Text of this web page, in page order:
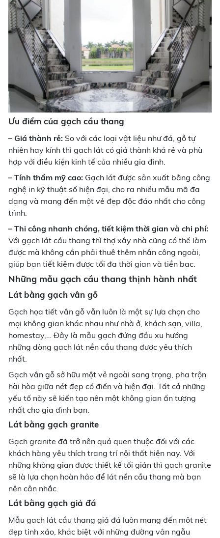
Ưu điểm của gạch cầu thang
– Giá thành rẻ:So với các loại vật liệu như đá, gỗ tự
nhiên hay kính thì gạch lát có giá thành khá rẻ và phù
hợp với điều kiện kinh tế của nhiều gia đình.
– Tính thẩm mỹ cao:Gạch lát được sản xuất bằng công
nghệ in kỹ thuật số hiện đại, cho ra nhiều mẫu mã đa
dạng và mang đến một vẻ đẹp độc đáo nhất cho công
trình.
– Thi công nhanh chóng, tiết kiệm thời gian và chi phí:
Với gạch lát cầu thang thì thợ xây nhà cũng có thể làm
được mà không cần phải thuê thêm nhân công ngoài,
giúp bạn tiết kiệm được tối đa thời gian và tiền bạc.
Những mẫu gạch cầu thang thịnh hành nhất
Lát bằng gạch vân gỗ
Gạch họa tiết vân gỗ vẫn luôn là một sự lựa chọn cho
mọi không gian khác nhau như nhà ở, khách sạn, villa,
homestay,… Đây là mẫu gạch đứng đầu xu hướng
những dòng gạch lát nền cầu thang được yêu thích
nhất.
Gạch vân gỗ sở hữu một vẻ ngoài sang trọng, pha trộn
hài hòa giữa nét đẹp cổ điển và hiện đại. Tất cả những
yếu tố này sẽ kiến tạo nên một không gian ấn tượng
nhất cho gia đình bạn.
Lát bằng gạch granite
Gạch granite đã trở nên quá quen thuộc đối với các
khách hàng yêu thích trang trí nội thất hiện nay. Với
những không gian được thiết kế tối giản thì gạch granite
sẽ là lựa chọn hoàn hảo để lát nền cầu thang mà bạn
nên cân nhắc.
Lát bằng gạch giả đá
Mẫu gạch lát cầu thang giả đá luôn mang đến một nét
đẹp tinh xảo, khác biệt với những đường vân ngẫu